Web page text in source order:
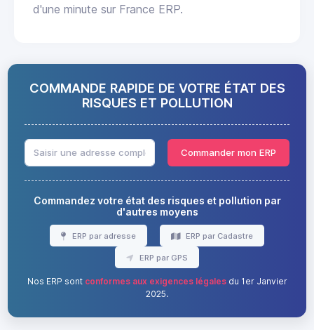
d'une minute sur France ERP.
COMMANDE RAPIDE DE VOTRE ÉTAT DES
RISQUES ET POLLUTION
Commander mon ERP
Commandez votre état des risques et pollution par
d'autres moyens
ERP par adresse ERP par Cadastre
ERP par GPS
Nos ERP sont conformes aux exigences légalesdu 1er Janvier
2025.